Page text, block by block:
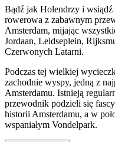
Bądź jak Holendrzy i
rowerowa z zabawnym
Amsterdam, mijając
Jordaan, Leidseplein,
Czerwonych Latarni.
Podczas tej wielkiej
zachodnie wyspy, jedną z
Amsterdamu. Istnieją
przewodnik podzieli się
historii Amsterdamu, a w
wspaniałym Vondelpark.